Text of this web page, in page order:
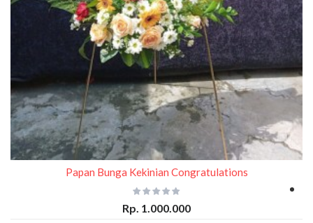
Papan Bunga Kekinian Congratulations
Rp. 1.000.000